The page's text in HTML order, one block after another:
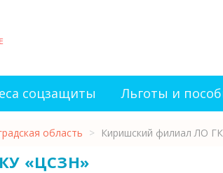
соцзащиты Льготы и
область > Киришский филиал ЛО
«ЦСЗН»